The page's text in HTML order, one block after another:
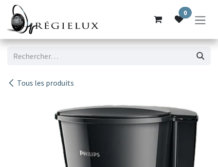
Se rendre au contenu
0
Tous les produits